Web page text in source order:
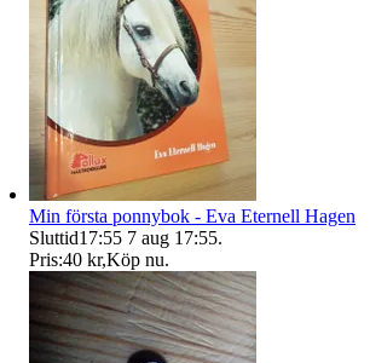
Min första ponnybok - Eva Eternell Hagen
Sluttid17:55 7 aug 17:55.
Pris:40 kr,Köp nu.